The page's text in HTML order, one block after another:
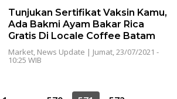
Tunjukan Sertifikat Vaksin Kamu,
Ada Bakmi Ayam Bakar Rica
Gratis Di Locale Coffee Batam
Market,News Update |Jumat, 23/07/2021 -
10:25 WIB